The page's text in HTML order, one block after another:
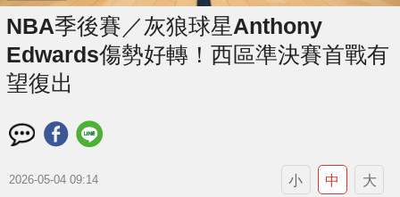
NBA季後賽／灰狼球星Anthony
Edwards傷勢好轉！西區準決賽首戰有
望復出
2026-05-04 09:14 小 中 大